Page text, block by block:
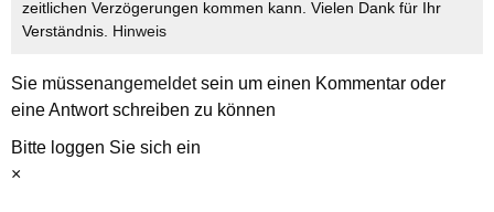
zeitlichen Verzögerungen kommen kann. Vielen Dank für Ihr
Verständnis. Hinweis
Sie müssenangemeldetsein um einen Kommentar oder
eine Antwort schreiben zu können
Bitte loggen Sie sich ein
×